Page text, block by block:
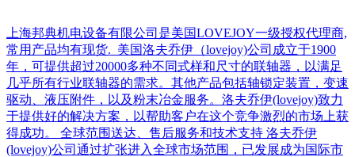
上海邦典机电设备有限公司是美国LOVEJOY一级授权代理商,
常用产品均有现货. 美国洛夫乔伊（lovejoy)公司成立于1900
年，可提供超过20000多种不同式样和尺寸的联轴器，以满足
几乎所有行业联轴器的需求。其他产品包括轴锁定装置，变速
驱动、液压附件，以及粉末冶金服务。洛夫乔伊(lovejoy)致力
于提供好的解决方案，以帮助客户在这个竞争激烈的市场上获
得成功。 全球范围送达、售后服务和技术支持 洛夫乔伊
(lovejoy)公司通过扩张进入全球市场范围，已发展成为国际市